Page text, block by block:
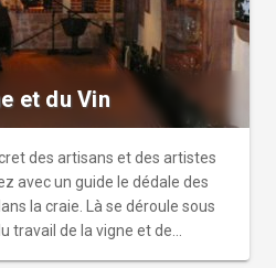
de champagne et un
agréablement votre visite.
et du Vin
des artisans et des artistes
avec un guide le dédale des
la craie. Là se déroule sous
travail de la vigne et de